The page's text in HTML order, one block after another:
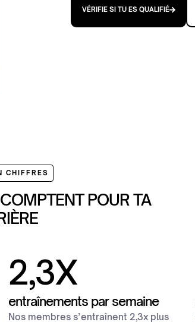
VÉRIFIE SI TU ES QUALIFIÉ
CHIFFRES
POUR TA
2,3X
entraînements par semaine
Nos membres s’entraînent 2,3x plus